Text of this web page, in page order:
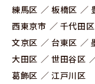
練⾺区
板橋区
⻄東京市
千代田区
文京区
台東区
大田区
世田谷区
葛飾区
江戸川区